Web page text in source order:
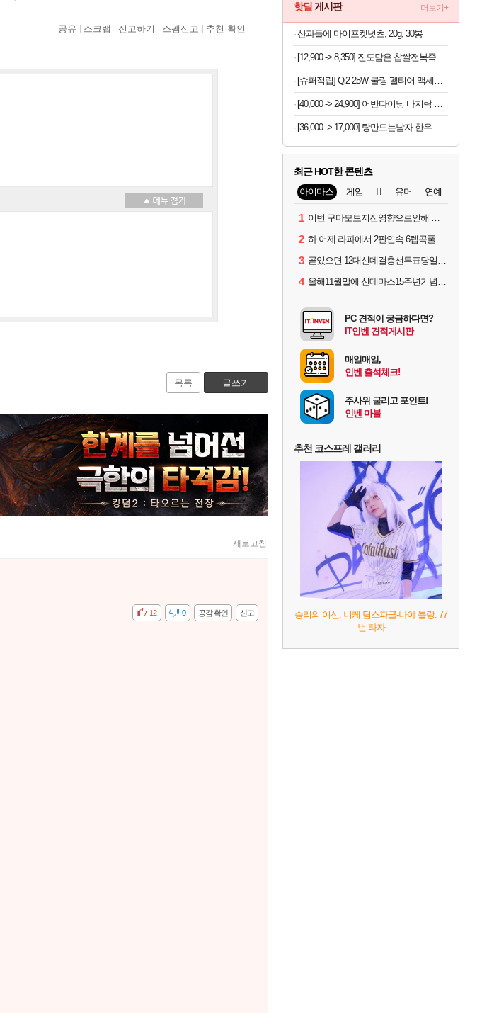
공유 스크랩 신고하기 스팸신고 추천 확인
목록 글쓰기
새로고침
신고
공감 확인
비공감 0
12
핫딜 게시판 더보기+
산과들에 마이포켓넛츠, 20g, 30봉
[12,900 -> 8,350] 진도담은 찹쌀전복죽 밀키트 120g
[슈퍼적립] Qi2 25W 쿨링 펠티어 맥세이프 차량용 핸드폰 거치대 고속 무선 충전기 EV25MFAQ
[40,000 -> 24,900] 어반다이닝 바지락 술찜 파스타 밀키트 819g x 2개
[36,000 -> 17,000] 탕만드는남자 한우나주곰탕 밀키트 1kg
최근 HOT한 콘텐츠
아이마스 게임 IT 유머 연예
1 이번 구마모토지진영향으로인해 아이돌 커뮤니케이션 매일 게시물이 중단된다고하네요ㅠ
2 하.어제 라파에서 2판연속 6렙곡풀콤못했네요.
3 곧있으면 12대신데걸총선투표당일이네요.
4 올해11월말에 신데마스15주년기념 라이브를 하네요
PC 견적이 궁금하다면?
IT인벤 견적게시판
매일매일,
인벤 출석체크!
주사위 굴리고 포인트!
인벤 마블
추천 코스프레 갤러리
승리의 여신: 니케 팀스파클-나야 블랑: 77
번 타자